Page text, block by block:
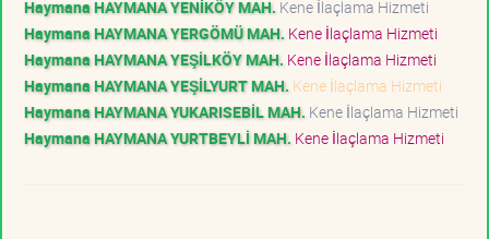
Haymana HAYMANA YENİKÖY MAH. Kene İlaçlama Hizmeti
Haymana HAYMANA YERGÖMÜ MAH. Kene İlaçlama Hizmeti
Haymana HAYMANA YEŞİLKÖY MAH. Kene İlaçlama Hizmeti
Haymana HAYMANA YEŞİLYURT MAH. Kene İlaçlama Hizmeti
Haymana HAYMANA YUKARISEBİL MAH. Kene İlaçlama Hizmeti
Haymana HAYMANA YURTBEYLİ MAH. Kene İlaçlama Hizmeti